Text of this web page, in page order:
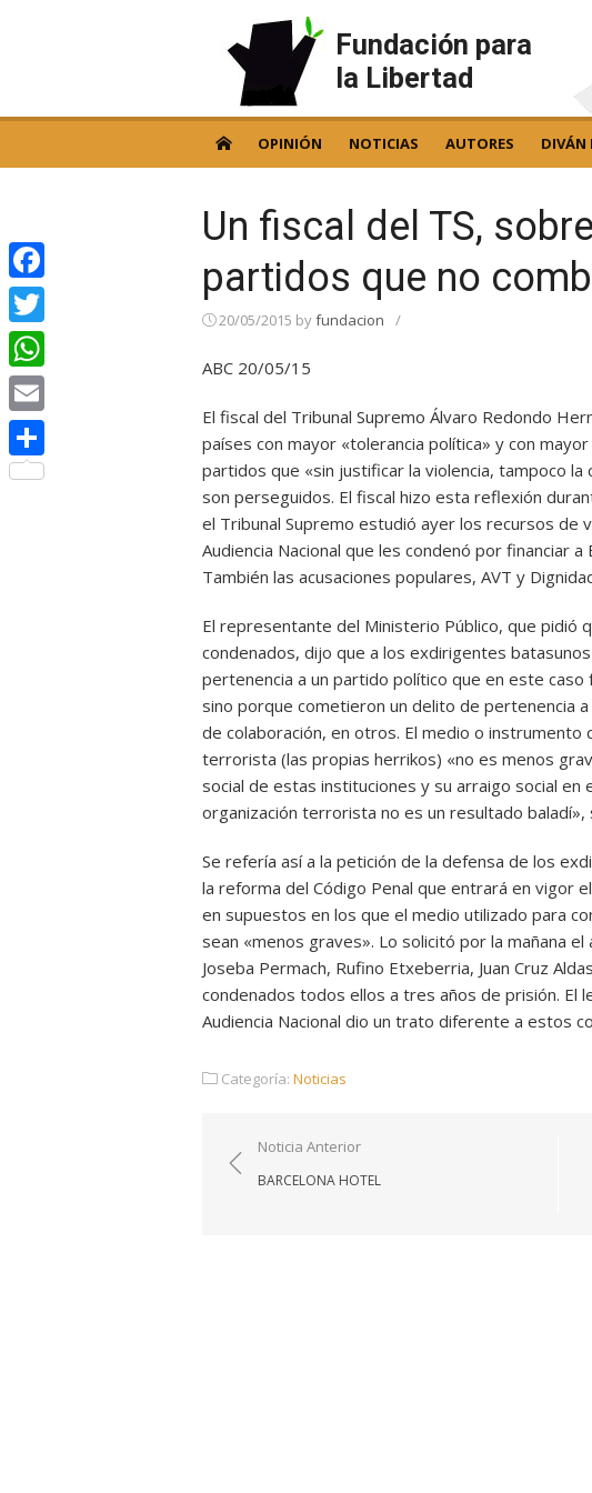
Fundación para
la Libertad
OPINIÓN NOTICIAS AUTORES DIVÁN
Un fiscal del TS,
partidos que no
20/05/2015 byfundacion /
ABC 20/05/15
El fiscal del Tribunal Supremo Álvaro Redondo
países con mayor «tolerancia política» y con
partidos que «sin justificar la violencia, tampoco
son perseguidos. El fiscal hizo esta reflexión
el Tribunal Supremo estudió ayer los recursos de
Audiencia Nacional que les condenó por financiar
También las acusaciones populares, AVT y
El representante del Ministerio Público, que pidió
condenados, dijo que a los exdirigentes
pertenencia a un partido político que en este
sino porque cometieron un delito de pertenencia
de colaboración, en otros. El medio o instrumento
terrorista (las propias herrikos) «no es menos
social de estas instituciones y su arraigo social en
organización terrorista no es un resultado baladí»,
Se refería así a la petición de la defensa de los
la reforma del Código Penal que entrará en vigor
en supuestos en los que el medio utilizado para
sean «menos graves». Lo solicitó por la mañana
Joseba Permach, Rufino Etxeberria, Juan Cruz
condenados todos ellos a tres años de prisión. El
Audiencia Nacional dio un trato diferente a estos
Categoría: Noticias
Navegación
de
Noticia Anterior
BARCELONA HOTEL
Facebook
Twitter
WhatsApp
Email
Compartir